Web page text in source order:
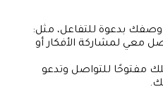
وصفك بدعوة للتفاعل، مثل:
معي لمشاركة الأفكار أو
مفتوحًا للتواصل وتدعو